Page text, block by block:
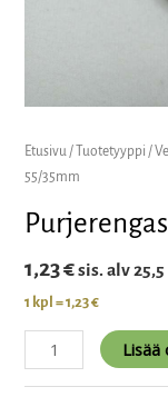
Etusivu / Tuotetyyppi /
55/35mm
1,23€sis. alv 25,5
1 kpl = 1,23 €
Lisää